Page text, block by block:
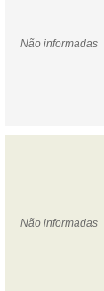
Não informadas
Não informadas